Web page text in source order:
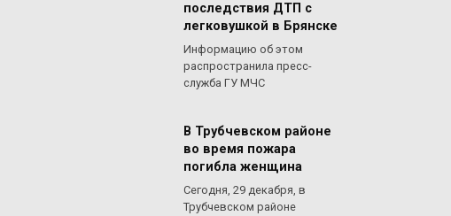
последствия ДТП с
легковушкой в Брянске
Информацию об этом
распространила пресс-
служба ГУ МЧС
В Трубчевском районе
во время пожара
погибла женщина
Сегодня, 29 декабря, в
Трубчевском районе